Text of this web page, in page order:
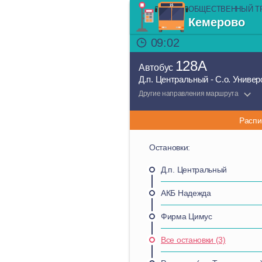
ОБЩЕСТВЕННЫЙ
Кемерово
09:02
Автобус 128А
Д.п. Центральный - С.о.
Другие направления маршрута
Остановки:
Д.п. Центральный
АКБ Надежда
Фирма Цимус
Все остановки (3)